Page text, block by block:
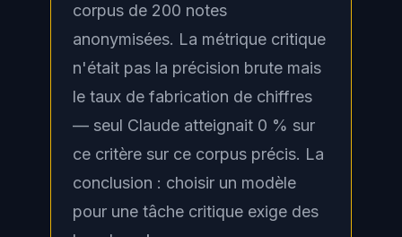
corpus de 200 notes
anonymisées. La métrique critique
n'était pas la précision brute mais
le taux de fabrication de chiffres
— seul Claude atteignait 0 % sur
ce critère sur ce corpus précis. La
conclusion : choisir un modèle
pour une tâche critique exige des